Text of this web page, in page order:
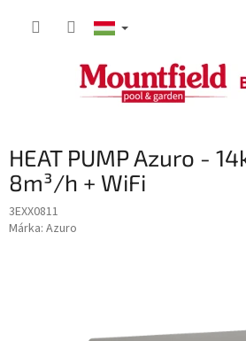
HEAT PUMP Azuro -
8m³/h + WiFi
3EXX0811
Márka: Azuro